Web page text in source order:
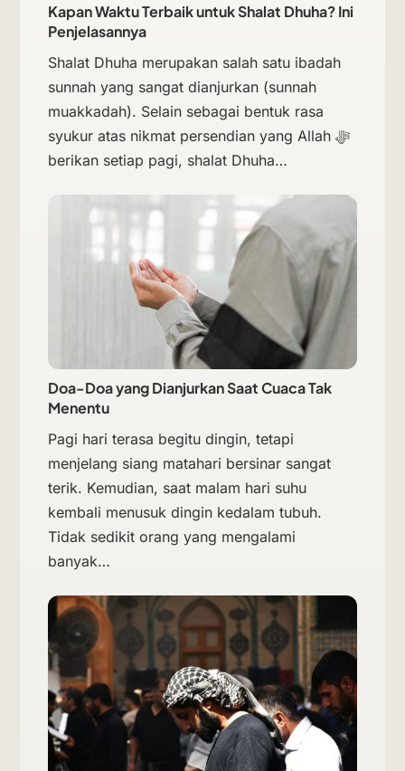
Kapan Waktu Terbaik untuk Shalat Dhuha? Ini
Penjelasannya
Shalat Dhuha merupakan salah satu ibadah
sunnah yang sangat dianjurkan (sunnah
muakkadah). Selain sebagai bentuk rasa
syukur atas nikmat persendian yang Allah ﷻ
berikan setiap pagi, shalat Dhuha…
Doa-Doa yang Dianjurkan Saat Cuaca Tak
Menentu
Pagi hari terasa begitu dingin, tetapi
menjelang siang matahari bersinar sangat
terik. Kemudian, saat malam hari suhu
kembali menusuk dingin kedalam tubuh.
Tidak sedikit orang yang mengalami
banyak…